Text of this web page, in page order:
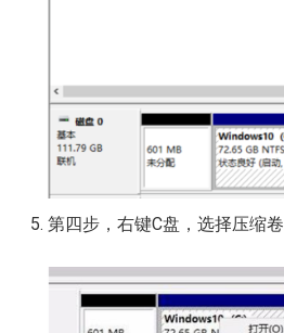
第四步，右键C盘，选择压缩卷